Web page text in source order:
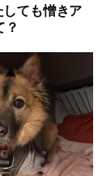
ても憎きア